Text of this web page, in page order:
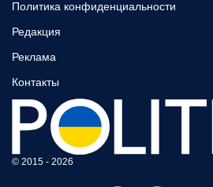
Политика конфиденциальности
Редакция
Реклама
Контакты
© 2015 - 2026